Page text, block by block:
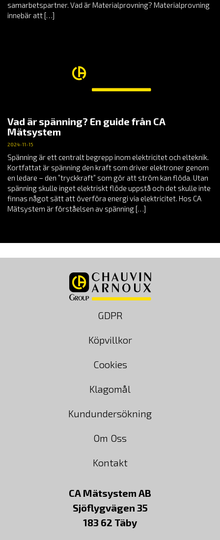
samarbetspartner. Vad är Materialprovning? Materialprovning
innebär att […]
Vad är spänning? En guide från CA
Mätsystem
2024-11-15
Spänning är ett centralt begrepp inom elektricitet och elteknik.
Kortfattat är spänning den kraft som driver elektroner genom
en ledare – den ”tryckkraft” som gör att ström kan flöda. Utan
spänning skulle inget elektriskt flöde uppstå och det skulle inte
finnas något sätt att överföra energi via elektricitet. Hos CA
Mätsystem är förståelsen av spänning […]
GDPR
Köpvillkor
Cookies
Klagomål
Kundundersökning
Om Oss
Kontakt
CA Mätsystem AB
Sjöflygvägen 35
183 62 Täby